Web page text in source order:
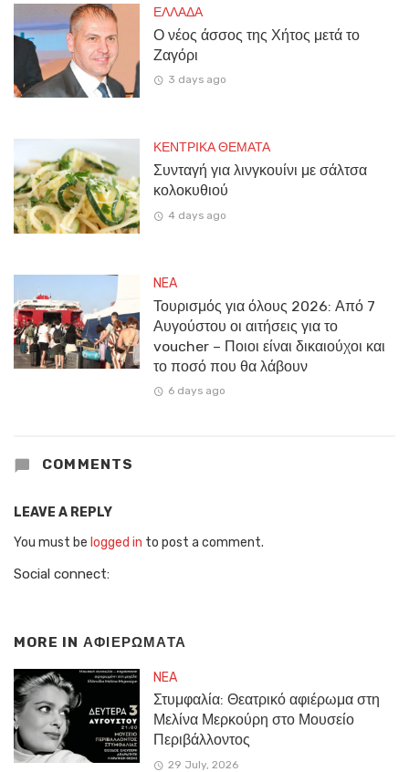
ΕΛΛΑΔΑ
Ο νέος άσσος της Χήτος μετά το
Ζαγόρι
3 days ago
ΚΕΝΤΡΙΚΑ ΘΕΜΑΤΑ
Συνταγή για λινγκουίνι με σάλτσα
κολοκυθιού
4 days ago
NEA
Τουρισμός για όλους 2026: Από 7
Αυγούστου οι αιτήσεις για το
voucher – Ποιοι είναι δικαιούχοι και
το ποσό που θα λάβουν
6 days ago
COMMENTS
LEAVE A REPLY
You must be logged in to post a comment.
Social connect:
MORE IN ΑΦΙΕΡΩΜΑΤΑ
NEA
Στυμφαλία: Θεατρικό αφιέρωμα στη
Μελίνα Μερκούρη στο Μουσείο
Περιβάλλοντος
29 July, 2026